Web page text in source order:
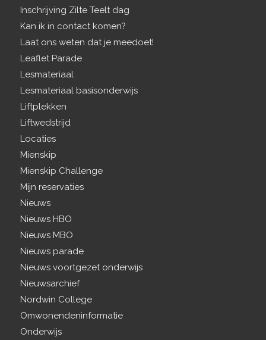
Inschrijving Zilte Teelt dag
Kan ik in contact komen?
Laat ons weten dat je meedoet!
Leaflet Parade
Lesmateriaal
Lesmateriaal basisonderwijs
Liftplekken
Liftwedstrijd
Locaties
Mienskip
Mienskip Challenge
Mijn reservaties
Nieuws
Nieuws HBO
Nieuws MBO
Nieuws parade
Nieuws voortgezet onderwijs
Nieuwsarchief
Nordwin College
Omwonendeninformatie
Onderwijs